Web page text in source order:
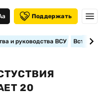
Поддержать
и руководства ВСУ
20